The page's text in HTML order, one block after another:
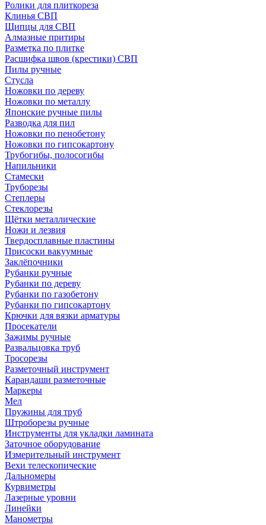
Ролики для плиткореза
Клинья СВП
Щипцы для СВП
Алмазные притиры
Разметка по плитке
Расшифка швов (крестики) СВП
Пилы ручные
Стусла
Ножовки по дереву
Ножовки по металлу
Японские ручные пилы
Разводка для пил
Ножовки по пенобетону
Ножовки по гипсокартону
Трубогибы, полосогибы
Напильники
Стамески
Труборезы
Степлеры
Стеклорезы
Щётки металлические
Ножи и лезвия
Твердосплавные пластины
Присоски вакуумные
Заклёпочники
Рубанки ручные
Рубанки по дереву
Рубанки по газобетону
Рубанки по гипсокартону
Крючки для вязки арматуры
Просекатели
Зажимы ручные
Развальцовка труб
Тросорезы
Разметочный инструмент
Карандаши разметочные
Маркеры
Мел
Пружины для труб
Штроборезы ручные
Инструменты для укладки ламината
Заточное оборудование
Измерительный инструмент
Вехи телескопические
Дальномеры
Курвиметры
Лазерные уровни
Линейки
Манометры